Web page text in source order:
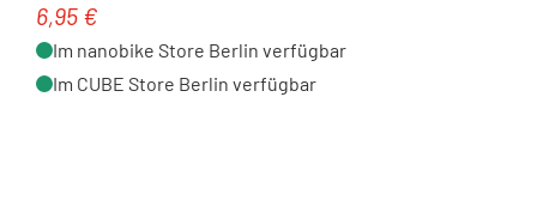
Regulärer Preis:
6,95 €
Im nanobike Store Berlin verfügbar
Im CUBE Store Berlin verfügbar